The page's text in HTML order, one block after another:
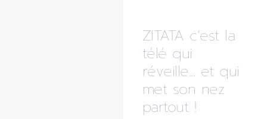
ZITATA c’est la
télé qui
réveille... et qui
met son nez
partout !